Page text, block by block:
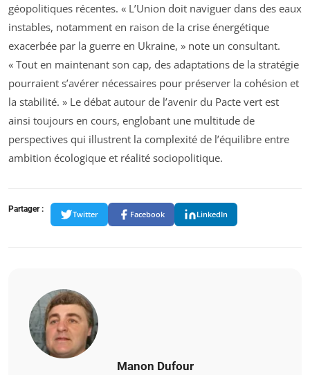
géopolitiques récentes. « L’Union doit naviguer dans des eaux
instables, notamment en raison de la crise énergétique
exacerbée par la guerre en Ukraine, » note un consultant.
« Tout en maintenant son cap, des adaptations de la stratégie
pourraient s’avérer nécessaires pour préserver la cohésion et
la stabilité. » Le débat autour de l’avenir du Pacte vert est
ainsi toujours en cours, englobant une multitude de
perspectives qui illustrent la complexité de l’équilibre entre
ambition écologique et réalité sociopolitique.
Partager :
Twitter Facebook LinkedIn
Manon Dufour